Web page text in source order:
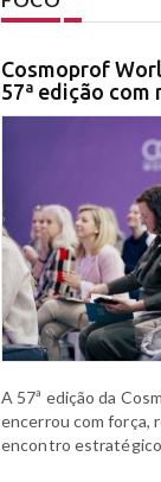
Cosmoprof
57ª edição
A 57ª edição da
encerrou com força,
encontro estratégico